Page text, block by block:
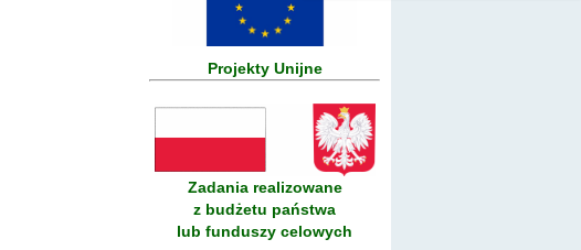
Projekty Unijne
Zadania realizowane
z budżetu państwa
lub funduszy celowych